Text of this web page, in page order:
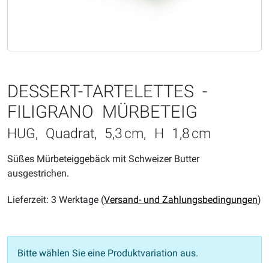
DESSERT-TARTELETTES -
FILIGRANO MÜRBETEIG
HUG, Quadrat, 5,3 cm, H 1,8 cm
Süßes Mürbeteiggebäck mit Schweizer Butter
ausgestrichen.
Lieferzeit: 3 Werktage (Versand- und Zahlungsbedingungen)
Bitte wählen Sie eine Produktvariation aus.